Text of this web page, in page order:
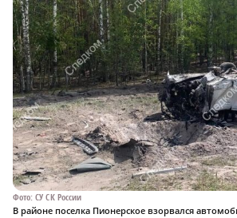
Фото: СУ СК России
В районе поселка Пионерское взорвался